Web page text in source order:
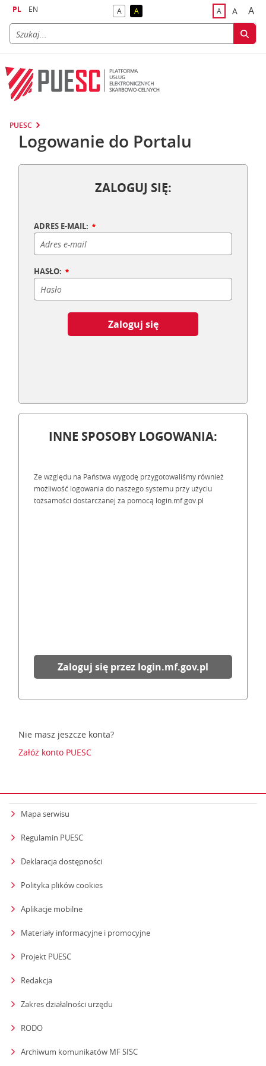
PL EN Akontrast domyślny
Akontrast żółty tekst na czarnym tle
Adomyślna
A A
PUESC
Logowanie do Portalu
ZALOGUJ SIĘ:
ADRES E-MAIL:
HASŁO:
Zaloguj się
INNE SPOSOBY LOGOWANIA:
Ze względu na Państwa wygodę przygotowaliśmy również
możliwość logowania do naszego systemu przy użyciu
tożsamości dostarczanej za pomocą login.mf.gov.pl
Zaloguj się przez login.mf.gov.pl
Nie masz jeszcze konta?
Załóż konto PUESC
Mapa serwisu
Regulamin PUESC
Deklaracja dostępności
Polityka plików cookies
Aplikacje mobilne
Materiały informacyjne i promocyjne
Projekt PUESC
Redakcja
Zakres działalności urzędu
RODO
Archiwum komunikatów MF SISC